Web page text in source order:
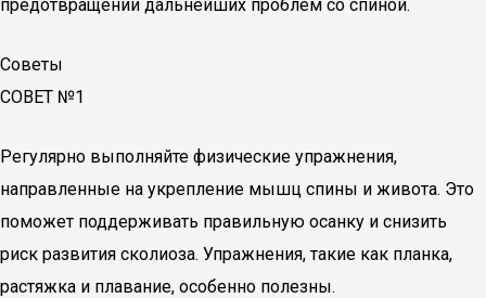
предотвращении дальнейших проблем со спиной.
Советы
СОВЕТ №1
Регулярно выполняйте физические упражнения,
направленные на укрепление мышц спины и живота. Это
поможет поддерживать правильную осанку и снизить
риск развития сколиоза. Упражнения, такие как планка,
растяжка и плавание, особенно полезны.